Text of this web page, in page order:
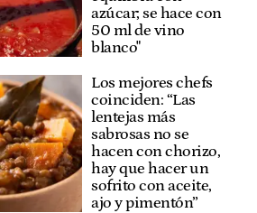
azúcar; se hace con
50 ml de vino
blanco"
Los mejores chefs
coinciden: “Las
lentejas más
sabrosas no se
hacen con chorizo,
hay que hacer un
sofrito con aceite,
ajo y pimentón”